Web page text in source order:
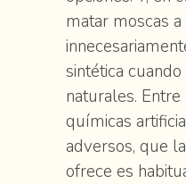
matar moscas
sintética
naturales.
químicas
adversos, que
ofrece es